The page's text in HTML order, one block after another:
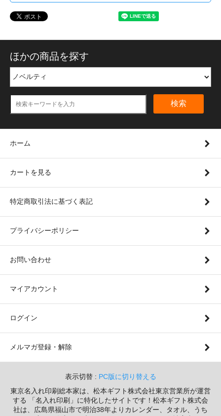
ほかの商品を探す
検索
ホーム
カートを見る
特定商取引法に基づく表記
プライバシーポリシー
お問い合わせ
マイアカウント
ログイン
メルマガ登録・解除
表示切替 : PC版に切り替える
東京名入れ印刷総本家は、松本ギフト株式会社東京営業所が運営
する 「名入れ印刷」に特化したサイトです！松本ギフト株式会
社は、広島県福山市で明治38年よりカレンダー、タオル、うち